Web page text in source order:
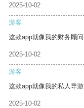
2025-10-02
游客
这款app就像我的财务顾
2025-10-02
游客
这款app就像我的私人导
2025-10-02